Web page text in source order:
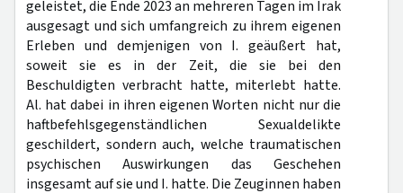
geleistet, die Ende 2023 an mehreren Tagen im Irak
ausgesagt und sich umfangreich zu ihrem eigenen
Erleben und demjenigen von I. geäußert hat,
soweit sie es in der Zeit, die sie bei den
Beschuldigten verbracht hatte, miterlebt hatte.
Al. hat dabei in ihren eigenen Worten nicht nur die
haftbefehlsgegenständlichen Sexualdelikte
geschildert, sondern auch, welche traumatischen
psychischen Auswirkungen das Geschehen
insgesamt auf sie und I. hatte. Die Zeuginnen haben